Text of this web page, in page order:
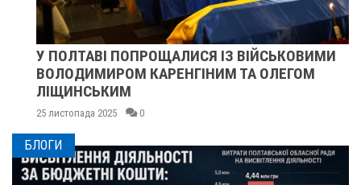
У ПОЛТАВІ ПОПРОЩАЛИСЯ ІЗ ВІЙСЬКОВИМИ
ВОЛОДИМИРОМ КАРЕНГІНИМ ТА ОЛЕГОМ
ЛІЩИНСЬКИМ
25 листопада 2025 0
БЛОГИ